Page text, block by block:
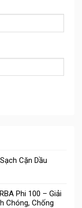
Cặn Dầu
Phi 100 – Giải
Chóng, Chống